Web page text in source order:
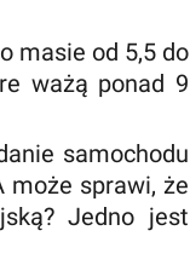
masie od 5,5 do
ważą ponad 9
samochodu
może sprawi, że
Jedno jest